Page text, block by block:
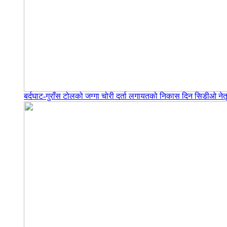
बर्दघाट-गुराँस टोलको जग्गा चोरी दर्ता लगायतको निकास दिन सिडीओ